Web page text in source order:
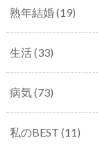
熟年結婚(19)
生活(33)
病気 (73)
私のBEST (11)